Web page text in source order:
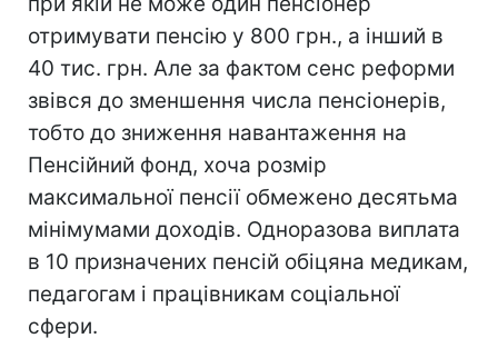
отримувати пенсію у 800 грн., а інший в
40 тис. грн. Але за фактом сенс реформи
звівся до зменшення числа пенсіонерів,
тобто до зниження навантаження на
Пенсійний фонд, хоча розмір
максимальної пенсії обмежено десятьма
мінімумами доходів. Одноразова виплата
в 10 призначених пенсій обіцяна медикам,
педагогам і працівникам соціальної
сфери.